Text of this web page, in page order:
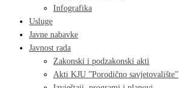
Infografika
Usluge
Javne nabavke
Javnost rada
Zakonski i podzakonski akti
Akti KJU ”Porodično savjetovalište”